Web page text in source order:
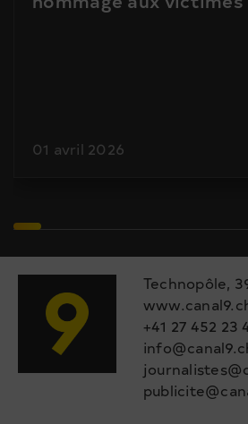
01 avril 2026
Technopôle,
+41 27 452 23